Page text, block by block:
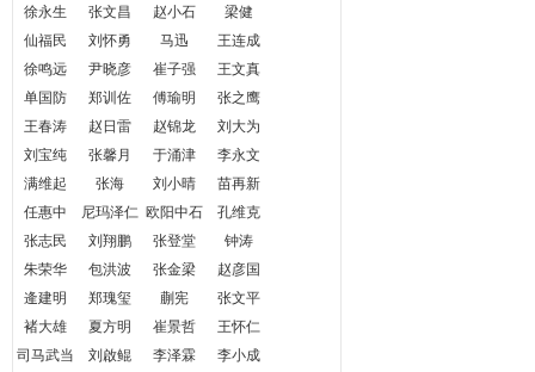
徐永生
张文昌 赵小石
梁健
仙福民
刘怀勇 马迅
王连成
徐鸣远
尹晓彦 崔子强
王文真
单国防
郑训佐 傅瑜明
张之鹰
王春涛
赵日雷 赵锦龙
刘大为
刘宝纯
张馨月 于涌津
李永文
满维起
张海 刘小晴
苗再新
任惠中
尼玛泽仁 欧阳中石
孔维克
张志民
刘翔鹏 张登堂
钟涛
朱荣华
包洪波 张金梁
赵彦国
逄建明
郑瑰玺 蒯宪
张文平
褚大雄
夏方明 崔景哲
王怀仁
司马武当
刘啟鲲 李泽霖
李小成